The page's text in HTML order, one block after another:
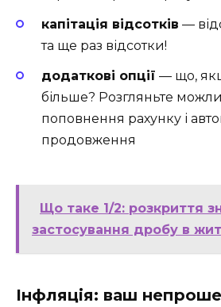
капітація відсотків —
та ще раз відсотки!
додаткові опції — що,
більше? Розгляньте
поповнення рахунку і
продовження
Що таке 1/2: розкриття
застосування дробу в
Інфляція: ваш